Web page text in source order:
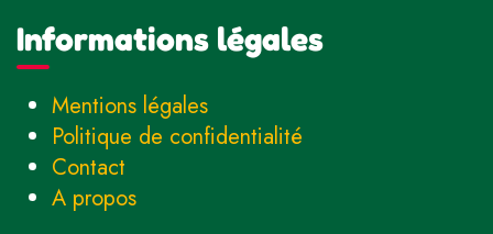
Informations légales
Mentions légales
Politique de confidentialité
Contact
A propos